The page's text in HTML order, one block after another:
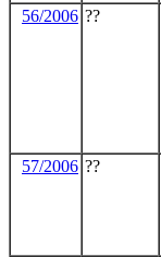
56/2006 ??
57/2006 ??